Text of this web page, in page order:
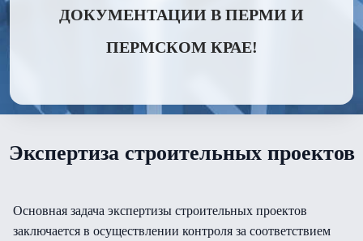
ДОКУМЕНТАЦИИ В ПЕРМИ И
ПЕРМСКОМ КРАЕ!
Экспертиза строительных проектов
Основная задача экспертизы строительных проектов
заключается в осуществлении контроля за соответствием